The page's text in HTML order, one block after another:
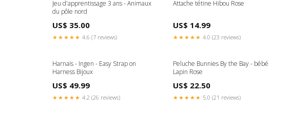
Jeu d'apprentissage 3 ans - Animaux
du pôle nord
US$ 35.00
★★★★★ 4.6 (7 reviews)
Attache tétine Hibou Rose
US$ 14.99
★★★★★ 4.0 (23 reviews)
Harnais - Ingen - Easy Strap on
Harness Bijoux
US$ 49.99
★★★★★ 4.2 (26 reviews)
Peluche Bunnies By the Bay - bébé
Lapin Rose
US$ 22.50
★★★★★ 5.0 (21 reviews)